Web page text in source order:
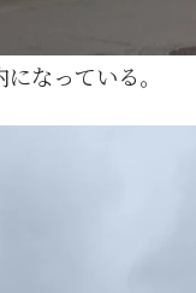
なっている。